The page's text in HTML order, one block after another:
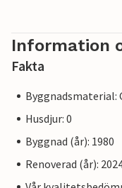
Information
Fakta
Byggnadsmaterial:
Husdjur: 0
Byggnad (år): 1980
Renoverad (år):